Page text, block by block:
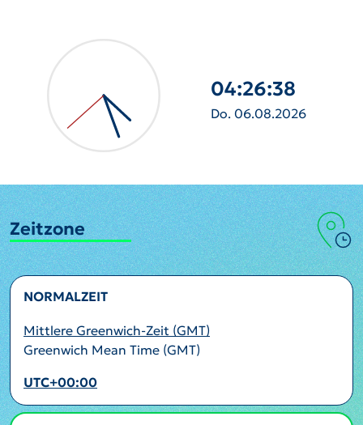
04:26:39
Do. 06.08.2026
Zeitzone
NORMALZEIT
Mittlere Greenwich-Zeit (GMT)
Greenwich Mean Time (GMT)
UTC+00:00